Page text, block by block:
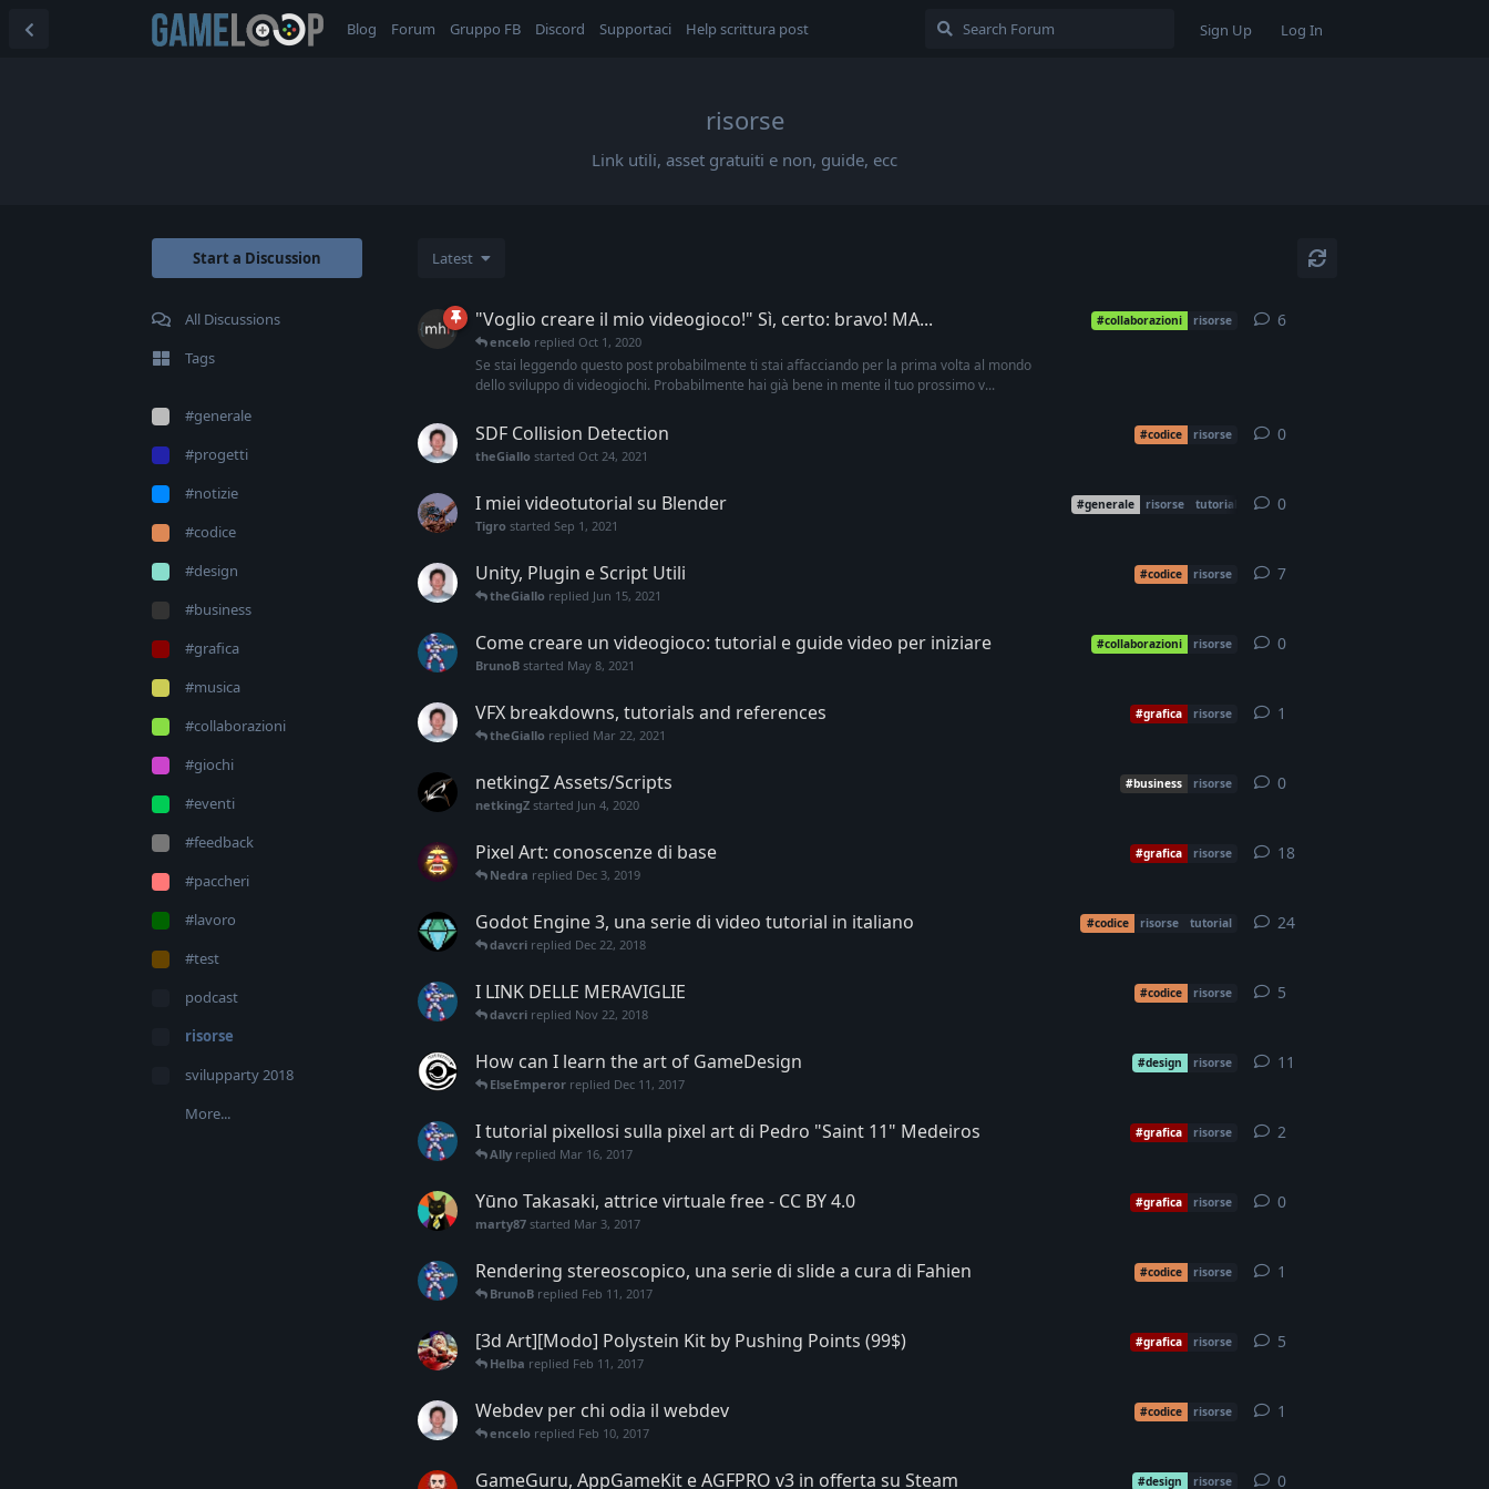
Blog Forum Gruppo FB Discord Supportaci Help scrittura post Sign Up Log In
risorse
Link utili, asset gratuiti e non, guide, ecc
Start a Discussion
All Discussions
Tags
#generale
#progetti
#notizie
#codice
#design
#business
#grafica
#musica
#collaborazioni
#giochi
#eventi
#feedback
#paccheri
#lavoro
#test
podcast
risorse
svilupparty 2018
More...
Latest
"Voglio creare il mio videogioco!" Sì, certo: bravo! MA... #collaborazioni risorse
encelo replied Oct 1, 2020
Se stai leggendo questo post probabilmente ti stai affacciando per la prima volta al mondo
dello sviluppo di videogiochi. Probabilmente hai già bene in mente il tuo prossimo v...
6
SDF Collision Detection #codice risorse
theGiallo started Oct 24, 2021
0
I miei videotutorial su Blender #generale risorse tutorial
Tigro started Sep 1, 2021
0
Unity, Plugin e Script Utili #codice risorse
theGiallo replied Jun 15, 2021
7
Come creare un videogioco: tutorial e guide video per iniziare #collaborazioni risorse
BrunoB started May 8, 2021
0
VFX breakdowns, tutorials and references #grafica risorse
theGiallo replied Mar 22, 2021
1
netkingZ Assets/Scripts #business risorse
netkingZ started Jun 4, 2020
0
Pixel Art: conoscenze di base #grafica risorse
Nedra replied Dec 3, 2019
18
Godot Engine 3, una serie di video tutorial in italiano #codice risorse tutorial
davcri replied Dec 22, 2018
24
I LINK DELLE MERAVIGLIE #codice risorse
davcri replied Nov 22, 2018
5
How can I learn the art of GameDesign #design risorse
ElseEmperor replied Dec 11, 2017
11
I tutorial pixellosi sulla pixel art di Pedro "Saint 11" Medeiros #grafica risorse
Ally replied Mar 16, 2017
2
Yūno Takasaki, attrice virtuale free - CC BY 4.0 #grafica risorse
marty87 started Mar 3, 2017
0
Rendering stereoscopico, una serie di slide a cura di Fahien #codice risorse
BrunoB replied Feb 11, 2017
1
[3d Art][Modo] Polystein Kit by Pushing Points (99$) #grafica risorse
Helba replied Feb 11, 2017
5
Webdev per chi odia il webdev #codice risorse
encelo replied Feb 10, 2017
1
GameGuru, AppGameKit e AGFPRO v3 in offerta su Steam #design risorse 0